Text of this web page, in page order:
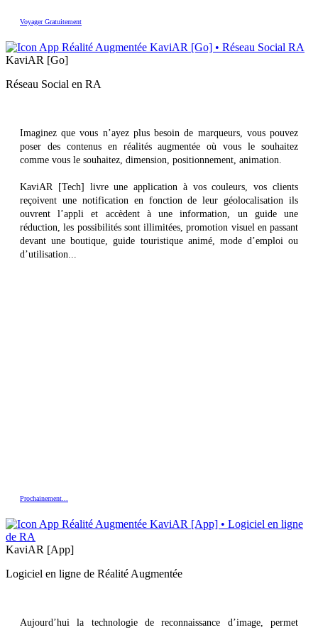
Voyager Gratuitement
KaviAR [Go]
Réseau Social en RA
Imaginez que vous n’ayez plus besoin de marqueurs, vous pouvez
poser des contenus en réalités augmentée où vous le souhaitez
comme vous le souhaitez, dimension, positionnement, animation.
KaviAR [Tech] livre une application à vos couleurs, vos clients
reçoivent une notification en fonction de leur géolocalisation ils
ouvrent l’appli et accèdent à une information, un guide une
réduction, les possibilités sont illimitées, promotion visuel en passant
devant une boutique, guide touristique animé, mode d’emploi ou
d’utilisation...
Prochainement...
KaviAR [App]
Logiciel en ligne de Réalité Augmentée
Aujourd’hui la technologie de reconnaissance d’image, permet